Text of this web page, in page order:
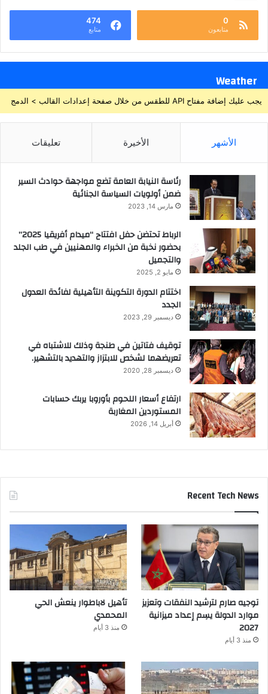
0
متابعون
474
متابع
Weather
يجب عليك إضافة مفتاح API للطقس من خلال صفحة إعدادات القالب > الدمج
الأشهر الأخيرة تعليقات
رئاسة النيابة العامة تضع مواجهة حوادث السير
ضمن أولويات السياسة الجنائية
مارس 14, 2023
الرباط تحتضن حفل افتتاح “ميدام أفريقيا 2025”
بحضور نخبة من الخبراء والمهنيين في طب الجلد
والتجميل
مايو 2, 2025
اختتام الدورة التكوينة التأهيلية لفائدة العدول
الجدد
ديسمبر 29, 2023
توقيف فتاتين في طنجة وذلك للاشتباه في
تعريضهما لشخص للابتزاز والتهديد بالتشهير.
ديسمبر 28, 2020
ارتفاع أسعار اللحوم بأوروبا يربك حسابات
المستوردين المغاربة
أبريل 14, 2026
Recent Tech News
توجيه صارم لترشيد النفقات وتعزيز
موارد الدولة يسِم إعداد ميزانية
2027
منذ 3 أيام
تأهيل لاباطوار ينعش الحي
المحمدي
منذ 3 أيام